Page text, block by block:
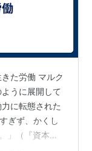
た労働 マルク
うに展開して
に転態された
ぎず、かくし
」（『資本